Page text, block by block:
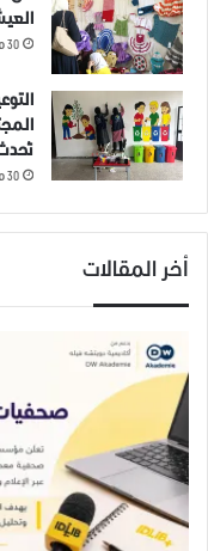
30 مارس، 2026
30 مارس، 2026
أخر المقالات